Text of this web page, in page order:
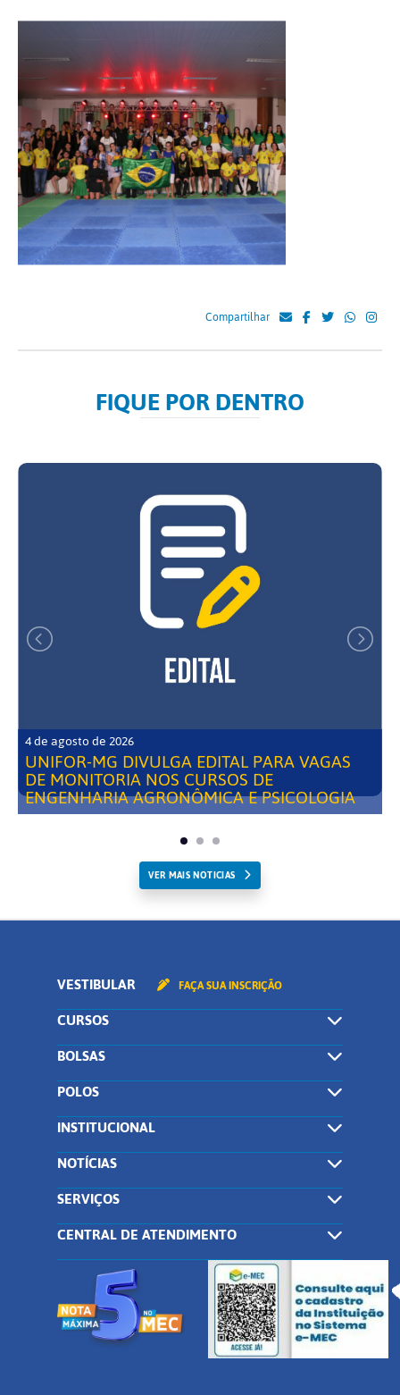
Compartilhar
FIQUE POR DENTRO
4 de agosto de 2026
UNIFOR-MG DIVULGA EDITAL PARA VAGAS
DE MONITORIA NOS CURSOS DE
ENGENHARIA AGRONÔMICA E PSICOLOGIA
VER MAIS NOTICIAS
VESTIBULAR FAÇA SUA INSCRIÇÃO
CURSOS
BOLSAS
POLOS
INSTITUCIONAL
NOTÍCIAS
SERVIÇOS
CENTRAL DE ATENDIMENTO